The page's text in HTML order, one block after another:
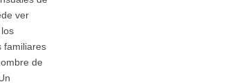
ver
familiares
de